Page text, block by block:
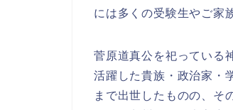
には多くの受験生やご家
菅原道真公を祀っている
活躍した貴族・政治家・
まで出世したものの、そ